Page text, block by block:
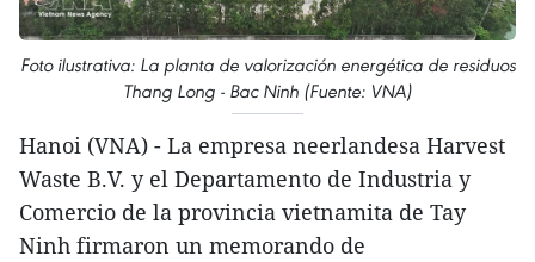
Foto ilustrativa: La planta de valorización energética de residuos
Thang Long - Bac Ninh (Fuente: VNA)
Hanoi (VNA) - La empresa neerlandesa Harvest
Waste B.V. y el Departamento de Industria y
Comercio de la provincia vietnamita de Tay
Ninh firmaron un memorando de